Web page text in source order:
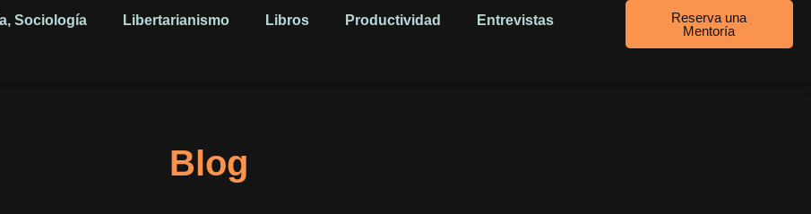
Sociología Libertarianismo Libros Productividad Entrevistas
Reserva una
Mentoría
Blog